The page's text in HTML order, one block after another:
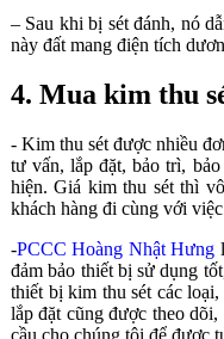
– Sau khi bị sét đánh, nó
này đất mang điện tích
4. Mua kim thu
-Kim thu sét được nhiều
tư vấn, lắp đặt, bảo trì,
hiện. Giá kim thu sét thì
khách hàng đi cùng với
-PCCC Hoàng Nhật Hưng
đảm bảo thiết bị sử dụng
thiết bị kim thu sét các
lắp đặt cũng được theo dõi,
cầu cho chúng tôi để được